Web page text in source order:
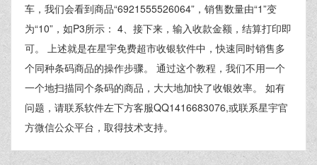
车，我们会看到商品“6921555526064”，销售数量由“1”变
为“10”，如P3所示： 4、接下来，输入收款金额，结算打印即
可。 上述就是在星宇免费超市收银软件中，快速同时销售多
个同种条码商品的操作步骤。 通过这个教程，我们不用一个
一个地扫描同个条码的商品，大大地加快了收银效率。 如有
问题，请联系软件左下方客服QQ1416683076,或联系星宇官
方微信公众平台，取得技术支持。